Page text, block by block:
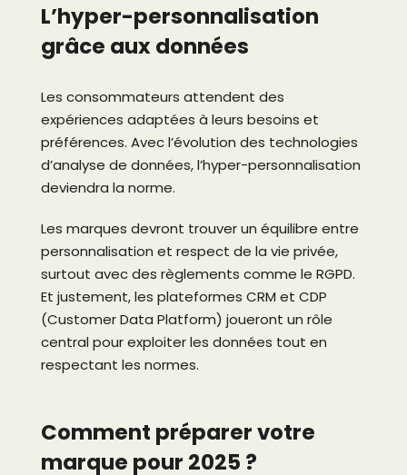
L’hyper-personnalisation
grâce aux données
Les consommateurs attendent des
expériences adaptées à leurs besoins et
préférences. Avec l’évolution des technologies
d’analyse de données, l’hyper-personnalisation
deviendra la norme.
Les marques devront trouver un équilibre entre
personnalisation et respect de la vie privée,
surtout avec des règlements comme le RGPD.
Et justement, les plateformes CRM et CDP
(Customer Data Platform) joueront un rôle
central pour exploiter les données tout en
respectant les normes.
Comment préparer votre
marque pour 2025 ?